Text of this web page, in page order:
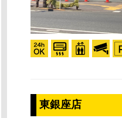
東銀座店